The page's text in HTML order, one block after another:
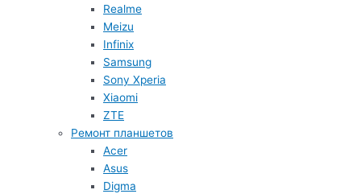
Realme
Meizu
Infinix
Samsung
Sony Xperia
Xiaomi
ZTE
Ремонт планшетов
Acer
Asus
Digma